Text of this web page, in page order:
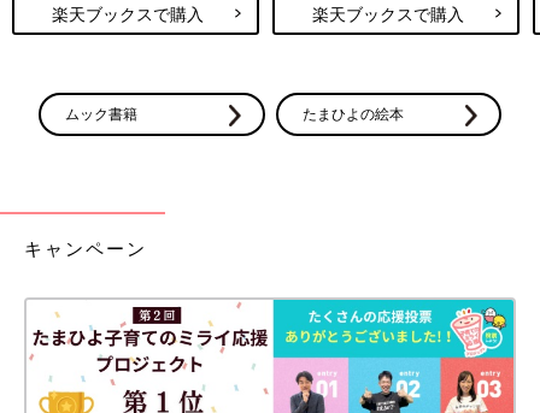
楽天ブックスで購入 楽天ブックスで購入
ムック書籍 たまひよの絵本
キャンペーン